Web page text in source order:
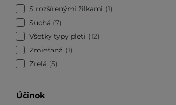
S rozšírenými žilkami
1
Suchá
7
Všetky typy pleti
12
Zmiešaná
1
Zrelá
5
Účinok